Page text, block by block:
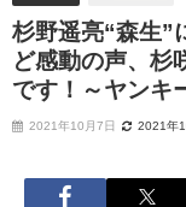
杉野遥亮“森生”
ど感動の声、杉
です！～ヤンキ
2021年10月7日 2021年